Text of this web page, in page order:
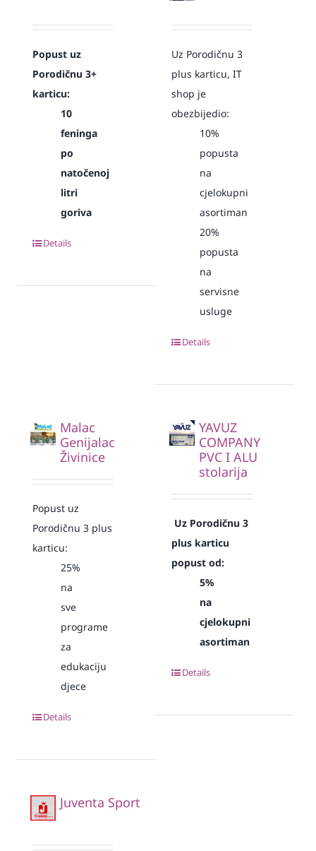
Popust uz
Porodičnu 3+
karticu:
10
feninga
po
natočenoj
litri
goriva
Details
Uz Porodičnu 3
plus karticu, IT
shop je
obezbijedio:
10%
popusta
na
cjelokupni
asortiman
20%
popusta
na
servisne
usluge
Details
Malac
Genijalac
Živinice
Popust uz
Porodičnu 3 plus
karticu:
25%
na
sve
programe
za
edukaciju
djece
Details
YAVUZ
COMPANY
PVC I ALU
stolarija
Uz Porodičnu 3
plus karticu
popust od:
5%
na
cjelokupni
asortiman
Details
Juventa Sport